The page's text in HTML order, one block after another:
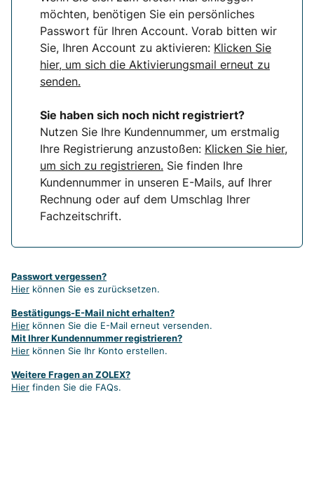
möchten, benötigen Sie ein persönliches
Passwort für Ihren Account. Vorab bitten wir
Sie, Ihren Account zu aktivieren: Klicken Sie
hier, um sich die Aktivierungsmail erneut zu
senden.
Sie haben sich noch nicht registriert?
Nutzen Sie Ihre Kundennummer, um erstmalig
Ihre Registrierung anzustoßen: Klicken Sie hier,
um sich zu registrieren. Sie finden Ihre
Kundennummer in unseren E-Mails, auf Ihrer
Rechnung oder auf dem Umschlag Ihrer
Fachzeitschrift.
Passwort vergessen?
Hier können Sie es zurücksetzen.
Bestätigungs-E-Mail nicht erhalten?
Hier können Sie die E-Mail erneut versenden.
Mit Ihrer Kundennummer registrieren?
Hier können Sie Ihr Konto erstellen.
Weitere Fragen an ZOLEX?
Hier finden Sie die FAQs.